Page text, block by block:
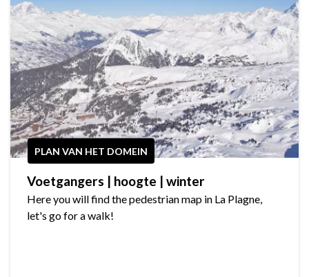
PLAN VAN HET DOMEIN
Voetgangers | hoogte | winter
Here you will find the pedestrian map in La Plagne,
let's go for a walk!